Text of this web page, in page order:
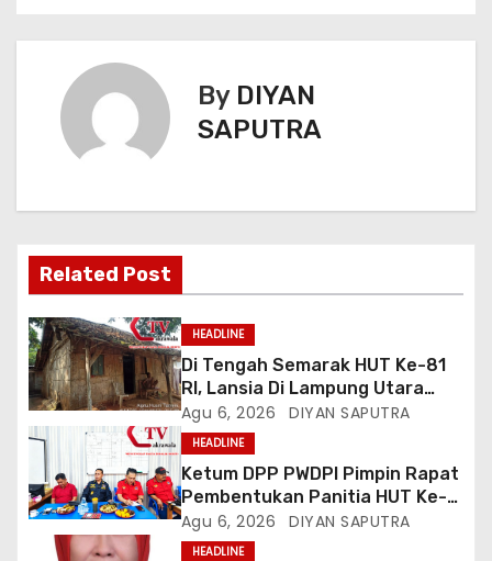
By DIYAN
SAPUTRA
Related Post
HEADLINE
Di Tengah Semarak HUT Ke-81
RI, Lansia Di Lampung Utara
Hidup Memprihatinkan
Agu 6, 2026 DIYAN SAPUTRA
HEADLINE
Ketum DPP PWDPI Pimpin Rapat
Pembentukan Panitia HUT Ke-4,
Berikut Susunan Dan Rangkaian
Kegiatannya
Agu 6, 2026 DIYAN SAPUTRA
HEADLINE